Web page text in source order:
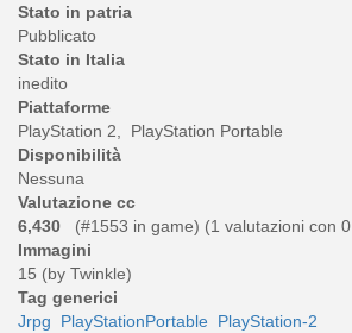
Stato in patria
Pubblicato
Stato in Italia
inedito
Piattaforme
PlayStation 2, PlayStation Portable
Disponibilità
Nessuna
Valutazione cc
6,430
(#1553 in game) (1 valutazioni con 0
Immagini
15 (by Twinkle)
Tag generici
Jrpg
PlayStationPortable PlayStation-2